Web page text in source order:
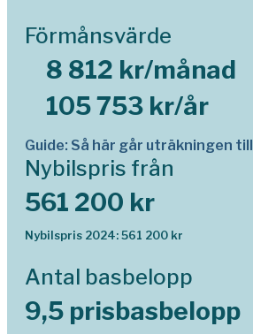
Förmånsvärde
8 812 kr/månad
105 753 kr/år
Guide: Så här går uträkningen till
Nybilspris från
561 200 kr
Nybilspris 2024: 561 200 kr
Antal basbelopp
9,5 prisbasbelopp